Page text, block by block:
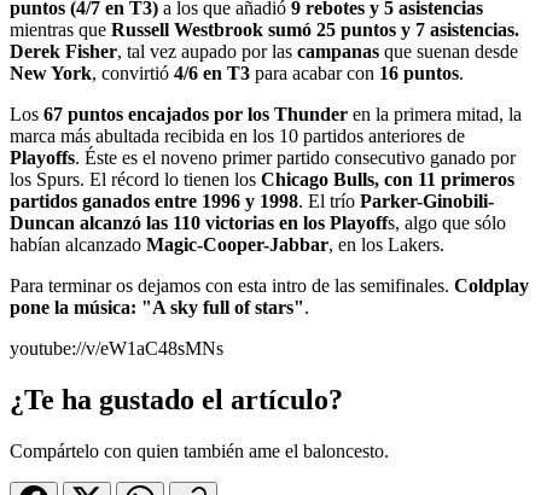
puntos (4/7 en T3) a los que añadió 9 rebotes y 5 asistencias
mientras que Russell Westbrook sumó 25 puntos y 7 asistencias.
Derek Fisher, tal vez aupado por las campanas que suenan desde
New York, convirtió 4/6 en T3 para acabar con 16 puntos.
Los 67 puntos encajados por los Thunder en la primera mitad, la
marca más abultada recibida en los 10 partidos anteriores de
Playoffs. Éste es el noveno primer partido consecutivo ganado por
los Spurs. El récord lo tienen los Chicago Bulls, con 11 primeros
partidos ganados entre 1996 y 1998. El trío Parker-Ginobili-
Duncan alcanzó las 110 victorias en los Playoffs, algo que sólo
habían alcanzado Magic-Cooper-Jabbar, en los Lakers.
Para terminar os dejamos con esta intro de las semifinales. Coldplay
pone la música: "A sky full of stars".
youtube://v/eW1aC48sMNs
¿Te ha gustado el artículo?
Compártelo con quien también ame el baloncesto.